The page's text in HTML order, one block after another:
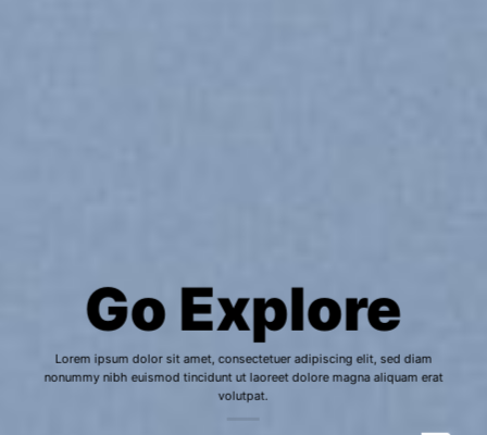
Go Explore
Lorem ipsum dolor sit amet, consectetuer adipiscing elit, sed diam
nonummy nibh euismod tincidunt ut laoreet dolore magna aliquam erat
volutpat.